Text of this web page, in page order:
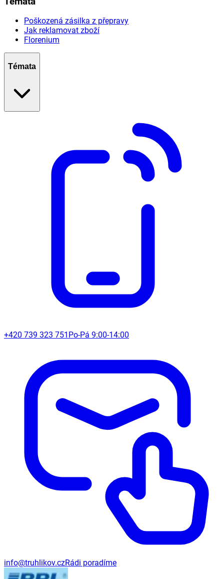
Poškozená zásilka z přepravy
Jak reklamovat zboží
Florenium
Témata
+420 739 323 751 Po-Pá 9:00-14:00
info@truhlikov.czRádi poradíme